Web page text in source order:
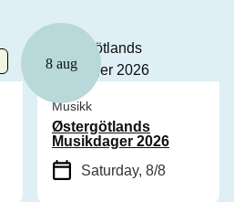
8 aug
Musikk
Østergötlands
Musikdager 2026
Saturday, 8/8